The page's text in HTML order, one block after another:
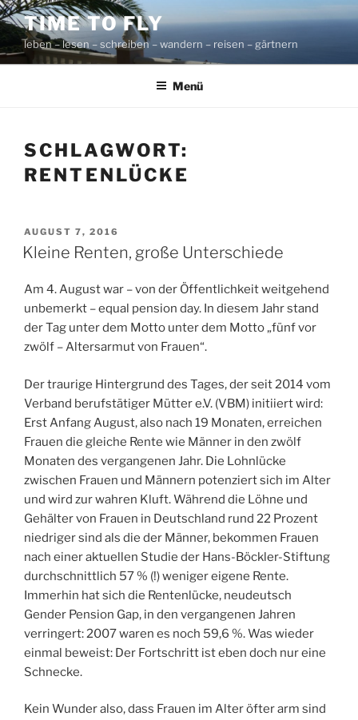
Zum
Inhalt
springen
TIME TO FLY
leben – lesen – schreiben – wandern – reisen – gärtnern
Menü
SCHLAGWORT:
RENTENLÜCKE
VERÖFFENTLICHT
AM
AUGUST 7, 2016
Kleine Renten, große Unterschiede
Am 4. August war – von der Öffentlichkeit weitgehend
unbemerkt – equal pension day. In diesem Jahr stand
der Tag unter dem Motto unter dem Motto „fünf vor
zwölf – Altersarmut von Frauen“.
Der traurige Hintergrund des Tages, der seit 2014 vom
Verband berufstätiger Mütter e.V. (VBM) initiiert wird:
Erst Anfang August, also nach 19 Monaten, erreichen
Frauen die gleiche Rente wie Männer in den zwölf
Monaten des vergangenen Jahr. Die Lohnlücke
zwischen Frauen und Männern potenziert sich im Alter
und wird zur wahren Kluft. Während die Löhne und
Gehälter von Frauen in Deutschland rund 22 Prozent
niedriger sind als die der Männer, bekommen Frauen
nach einer aktuellen Studie der Hans-Böckler-Stiftung
durchschnittlich 57 % (!) weniger eigene Rente.
Immerhin hat sich die Rentenlücke, neudeutsch
Gender Pension Gap, in den vergangenen Jahren
verringert: 2007 waren es noch 59,6 %. Was wieder
einmal beweist: Der Fortschritt ist eben doch nur eine
Schnecke.
Kein Wunder also, dass Frauen im Alter öfter arm sind